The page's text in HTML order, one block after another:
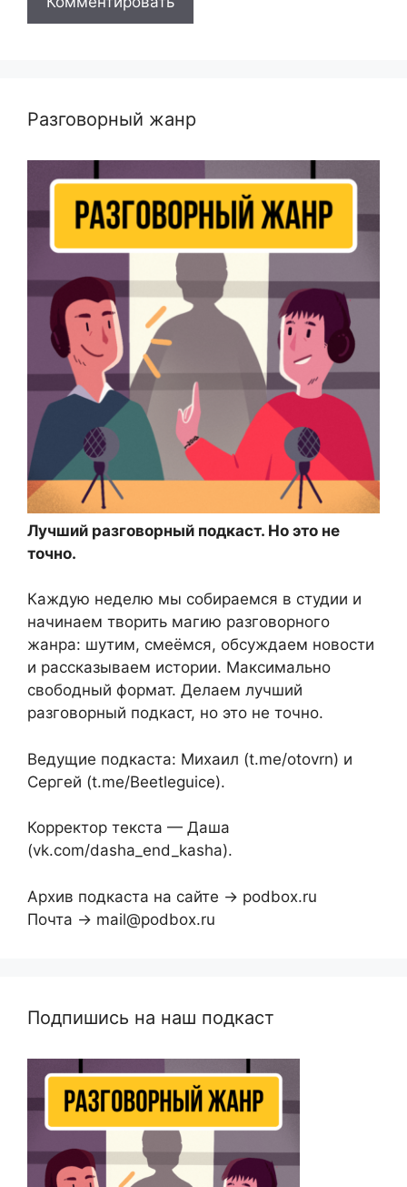
Разговорный жанр
Лучший разговорный подкаст. Но это не
точно.
Каждую неделю мы собираемся в студии и
начинаем творить магию разговорного
жанра: шутим, смеёмся, обсуждаем новости
и рассказываем истории. Максимально
свободный формат. Делаем лучший
разговорный подкаст, но это не точно.
Ведущие подкаста: Михаил (t.me/otovrn) и
Сергей (t.me/Beetleguice).
Корректор текста — Даша
(vk.com/dasha_end_kasha).
Архив подкаста на сайте → podbox.ru
Почта → mail@podbox.ru
Подпишись на наш подкаст